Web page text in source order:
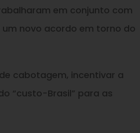
em conjunto com
novo acordo em torno do
cabotagem, incentivar a
“custo-Brasil” para as